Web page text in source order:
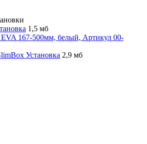
1,5 мб
167-500мм, белый, Артикул 00-
Установка 2,9 мб